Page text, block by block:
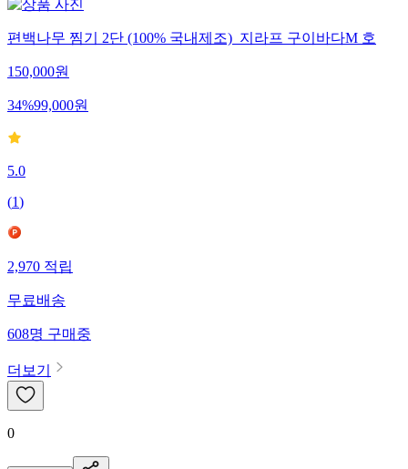
편백나무 찜기 2단 (100% 국내제조)_지라프 구이바다M 호
150,000원
34%99,000원
5.0
(1)
2,970적립
무료배송
608명구매중
더보기
0